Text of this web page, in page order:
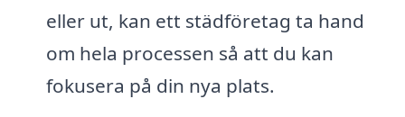
eller ut, kan ett städföretag ta hand
om hela processen så att du kan
fokusera på din nya plats.